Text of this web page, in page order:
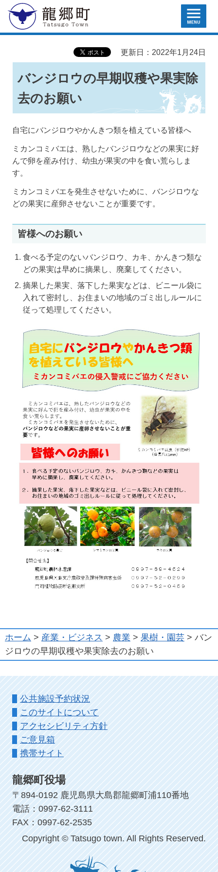
龍郷町 MENU
更新日：2022年1月24日
バンジロウの早期収穫や果実除
去のお願い
自宅にバンジロウやかんきつ類を植えている皆様へ
ミカンコミバエは、熟したバンジロウなどの果実に好
んで卵を産み付け、幼虫が果実の中を食い荒らしま
す。
ミカンコミバエを発生させないために、バンジロウな
どの果実に産卵させないことが重要です。
皆様へのお願い
食べる予定のないバンジロウ、カキ、かんきつ類な
どの果実は早めに摘果し、廃棄してください。
摘果した果実、落下した果実などは、ビニール袋に
入れて密封し、お住まいの地域のゴミ出しルールに
従って処理してください。
ホーム > 産業・ビジネス > 農業 > 果樹・園芸 > バン
ジロウの早期収穫や果実除去のお願い
公共施設予約状況
このサイトについて
アクセシビリティ方針
ご意見箱
携帯サイト
龍郷町役場
〒894-0192 鹿児島県大島郡龍郷町浦110番地
電話：0997-62-3111
FAX：0997-62-2535
Copyright © Tatsugo town. All Rights Reserved.